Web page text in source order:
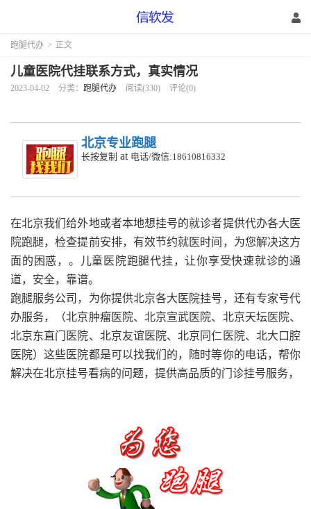
跑腿代办 > 正文
儿童医院代挂联系方式，真实情况
2023-04-02 分类： 跑腿代办 阅读(330) 评论(0)
北京专业跑腿
长按复制 at 电话/微信:18610816332
在北京我们给外地或者本地想挂号的就诊者提供代办各大医
院跑腿，检查提前安排，有效节约就医时间，为您解决这方
面的困惑，。儿童医院跑腿代挂，让你享受快速就诊的通
道，安全，靠谱。
跑腿服务公司，为你提供北京各大医院挂号，还有专家号代
办服务，（北京肿瘤医院、北京宣武医院、北京天坛医院、
北京东直门医院、北京友谊医院、北京同仁医院、北大口腔
医院）这些医院都是可以找我们的，随时等你的电话，帮你
解决在北京挂号看病的问题，提供高品质的门诊挂号服务，